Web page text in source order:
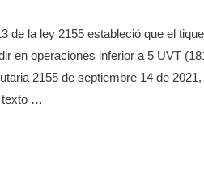
de la ley 2155 estableció que el
en operaciones inferior a 5 UVT
2155 de septiembre 14 de
texto …